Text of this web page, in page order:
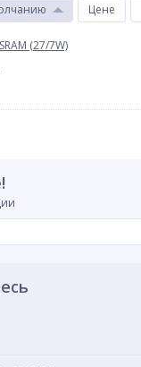
Цене
(27/7W)